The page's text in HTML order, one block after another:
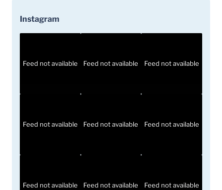
Instagram
Feed not available Feed not available Feed not available
Feed not available Feed not available Feed not available
Feed not available Feed not available Feed not available